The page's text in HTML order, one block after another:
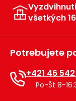
všetkých
Potrebujete
+421 46
Po-Št 8-